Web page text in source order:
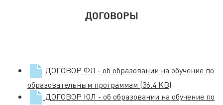
ДОГОВОРЫ
ДОГОВОР ФЛ - об образовании на обучение по
образовательным программам (36.4 KB)
ДОГОВОР ЮЛ - об образовании на обучение по